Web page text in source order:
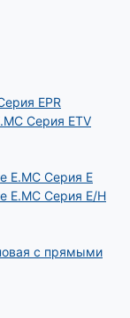
EPR
Серия ETV
E.MC Серия E
E.MC Серия E/H
с прямыми